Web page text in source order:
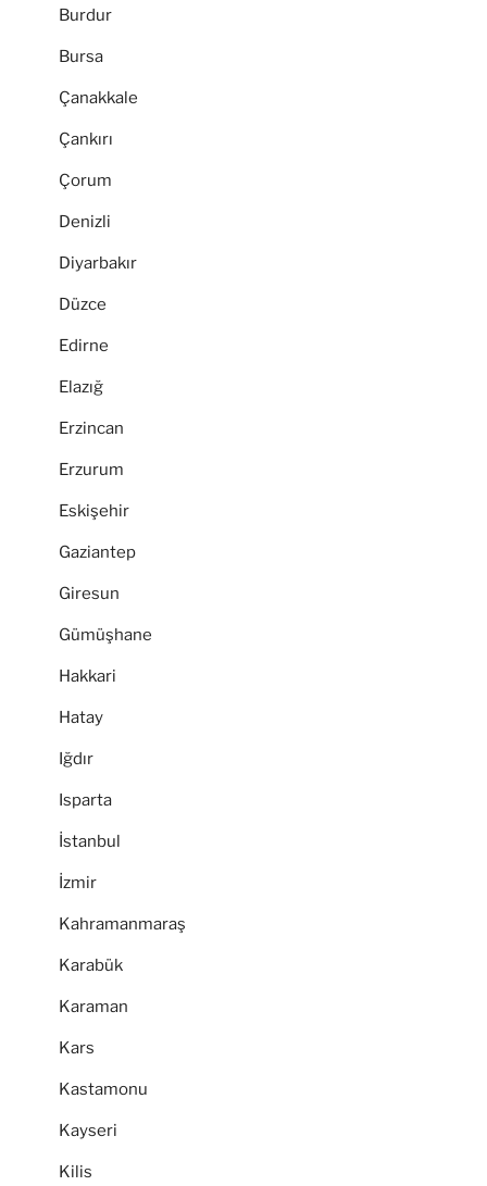
Burdur
Bursa
Çanakkale
Çankırı
Çorum
Denizli
Diyarbakır
Düzce
Edirne
Elazığ
Erzincan
Erzurum
Eskişehir
Gaziantep
Giresun
Gümüşhane
Hakkari
Hatay
Iğdır
Isparta
İstanbul
İzmir
Kahramanmaraş
Karabük
Karaman
Kars
Kastamonu
Kayseri
Kilis